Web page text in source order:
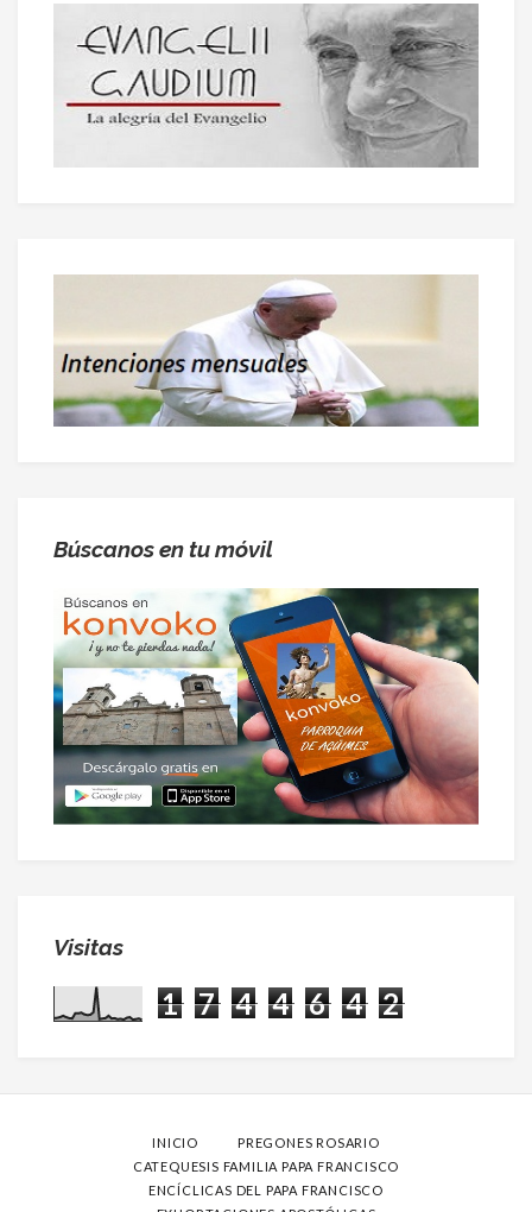
Búscanos en tu móvil
Visitas
1 7 4 4 6 4 2
INICIO
PREGONES ROSARIO
CATEQUESIS FAMILIA PAPA FRANCISCO
ENCÍCLICAS DEL PAPA FRANCISCO